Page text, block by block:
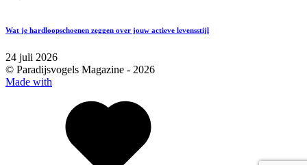
Wat je hardloopschoenen zeggen over jouw actieve levensstijl
24 juli 2026
© Paradijsvogels Magazine - 2026
Made with